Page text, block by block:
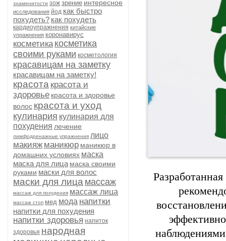
знаменитости зож зрение интересное
исследования йод как быстро
похудеть? как похудеть
кардиоупражнения китайские
упражнения коронавирус
косметика косметика
своими руками косметология
красавицам на заметку
красавицам на заметку!
красота красота и
здоровье красота и здоровье
волос красота и уход
кулинария кулинария для
похудения лечение
лимфодренажные упражнения лицо
макияж маникюр маникюр в
домашних условиях маска
маска для лица маска своими
руками маски для волос
маски для лица массаж
массаж для похудения массаж лица
массаж стоп мед мода напитки
напитки для похудения
напитки здоровья напиток
здоровья народная